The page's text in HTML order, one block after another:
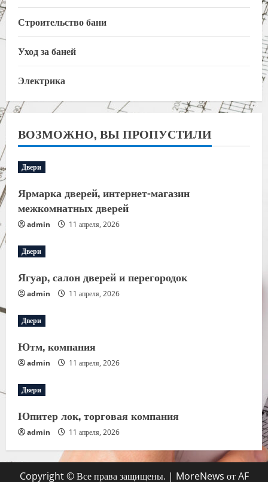
Строительство бани
Уход за баней
Электрика
ВОЗМОЖНО, ВЫ ПРОПУСТИЛИ
Двери
Ярмарка дверей, интернет-магазин
межкомнатных дверей
admin 11 апреля, 2026
Двери
Ягуар, салон дверей и перегородок
admin 11 апреля, 2026
Двери
Ютм, компания
admin 11 апреля, 2026
Двери
Юпитер лок, торговая компания
admin 11 апреля, 2026
Copyright © Все права защищены. | MoreNews от AF